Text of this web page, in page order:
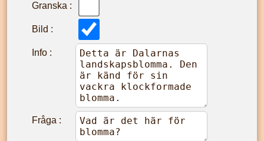
Granska :
Bild :
Info :
Fråga :